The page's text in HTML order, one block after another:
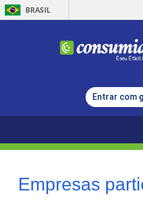
BRASIL
Entrar com
Empresas